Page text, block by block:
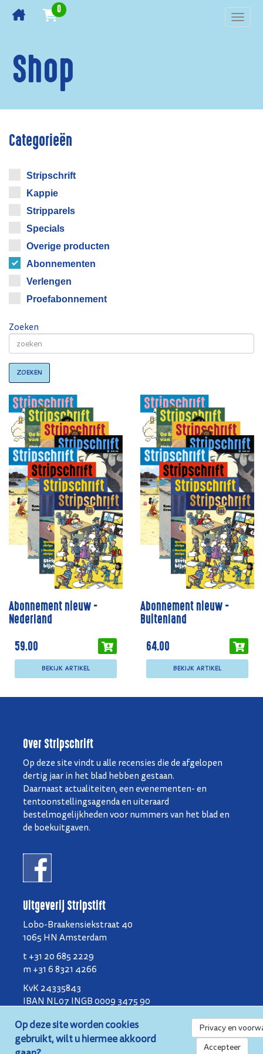
0
Shop
Categorieën
Stripschrift
Kappie
Stripparels
Specials
Overige producten
Abonnementen
Verlengen
Proefabonnement
Zoeken
Zoeken
Abonnement nieuw -
Nederland
59.00
Bekijk artikel
Abonnement nieuw -
Buitenland
64.00
Bekijk artikel
Over Stripschrift
Op deze site vindt u alle recensies die de afgelopen
dertig jaar in het blad hebben gestaan.
Daarnaast actualiteiten, een evenementen- en
tentoonstellingsagenda en uiteraard
bestelmogelijkheden voor nummers van het blad en
de boekuitgaven.
Uitgeverij Stripstift
Lobo-Braakensiekstraat 40
1065 HN Amsterdam
t +31 20 685 2229
m +31 6 8321 4266
KvK 24335843
IBAN NL07 INGB 0009 3475 90
Privacy en voorwaarden
Op deze site worden cookies
gebruikt, wilt u hiermee akkoord
Privacy en
Accepteer